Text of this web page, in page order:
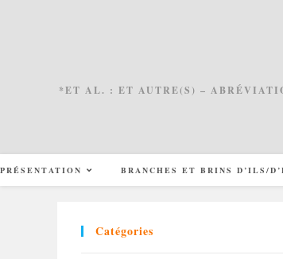
*ET AL. : ET AUTRE(S) –
PRÉSENTATION BRANCHES ET BRINS D’ILS/
Catégories